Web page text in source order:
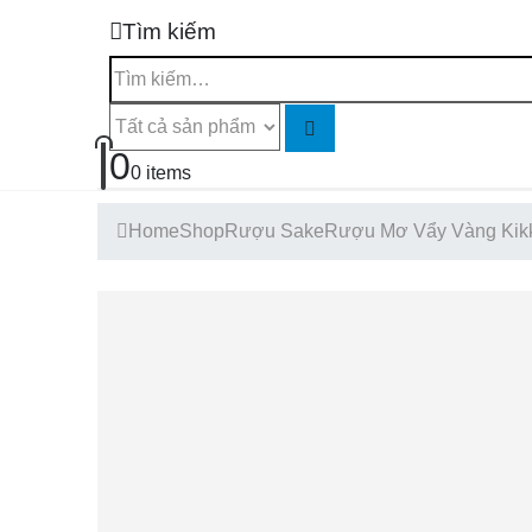
Tìm kiếm
00 items
HomeShop Rượu Sake Rượu Mơ Vẩy Vàng